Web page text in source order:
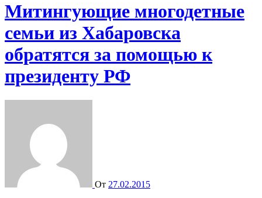
Митингующие многодетные
семьи из Хабаровска
обратятся за помощью к
президенту РФ
От 27.02.2015